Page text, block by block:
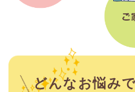
どんなお悩み